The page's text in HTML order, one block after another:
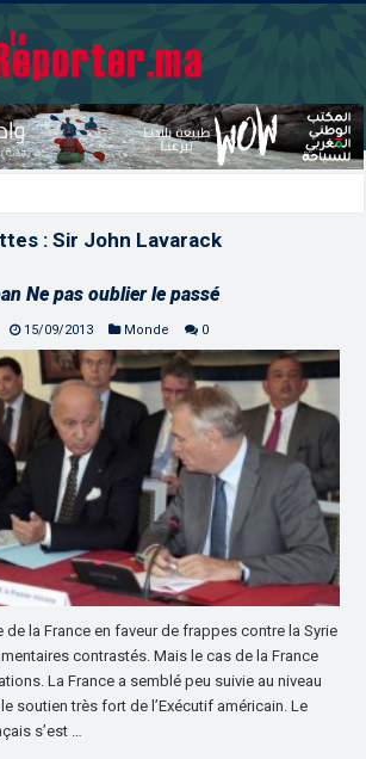
:Sir John Lavarack
Ne pas oublier le passé
15/09/2013 Monde 0
la France en faveur de frappes contre la Syrie
contrastés. Mais le cas de la France
La France a semblé peu suivie au niveau
soutien très fort de l’Exécutif américain. Le
s’est …